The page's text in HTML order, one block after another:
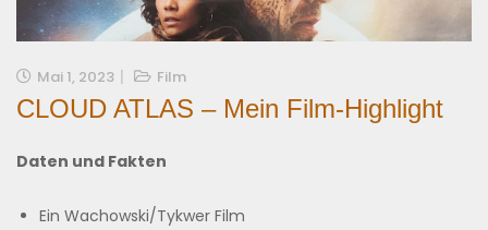
Mai 1, 2023 Film
CLOUD ATLAS – Mein Film-Highlight
Daten und Fakten
Ein Wachowski/Tykwer Film